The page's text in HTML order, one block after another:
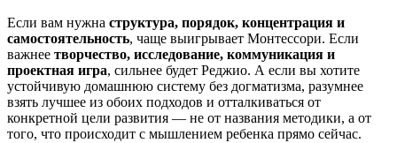
Если вам нужна структура, порядок, концентрация и
самостоятельность, чаще выигрывает Монтессори. Если
важнее творчество, исследование, коммуникация и
проектная игра, сильнее будет Реджио. А если вы хотите
устойчивую домашнюю систему без догматизма, разумнее
взять лучшее из обоих подходов и отталкиваться от
конкретной цели развития — не от названия методики, а от
того, что происходит с мышлением ребенка прямо сейчас.